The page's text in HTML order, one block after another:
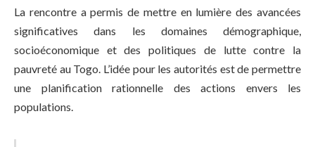
La rencontre a permis de mettre en lumière des avancées
significatives dans les domaines démographique,
socioéconomique et des politiques de lutte contre la
pauvreté au Togo. L’idée pour les autorités est de permettre
une planification rationnelle des actions envers les
populations.